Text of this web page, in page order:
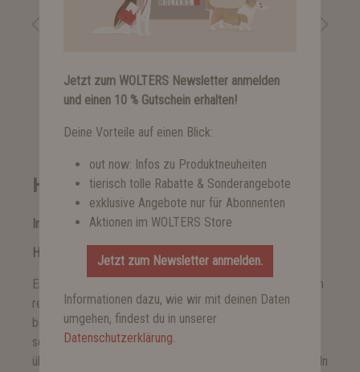
Cape Drizzle
Hundebekleidung
Innovative und passgenaue Hundemäntel und
Hundepullover von Wolters
Einige Hundebesitzer glauben noch, dass Hundemäntel ein
reines Mode-Accessoire sind und kein Hund eine Jacke
benötigt, weil sein Fell ihn vor Wind, Nässe und Kälte
schützt. Wir wissen, dass dem nicht so ist. So haben wir
über die Jahre ein sehr breites Sortiment an Hundemänteln
Jetzt zum WOLTERS Newsletter anmelden
und einen 10 % Gutschein erhalten!
Deine Vorteile auf einen Blick:
out now: Infos zu Produktneuheiten
tierisch tolle Rabatte & Sonderangebote
exklusive Angebote nur für Abonnenten
Aktionen im WOLTERS Store
Jetzt zum Newsletter anmelden.
Informationen dazu, wie wir mit deinen Daten
umgehen, findest du in unserer
Datenschutzerklärung